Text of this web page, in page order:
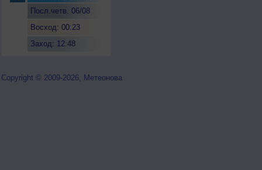
Посл.четв. 06/08
Восход: 00:23
Заход: 12:48
Copyright © 2009-2026, Метеонова